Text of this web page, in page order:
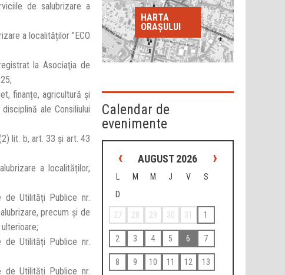
de salubrizare a
a localităților ”ECO
la Asociaţia de
finanțe, agricultură și
ale Consiliului
lit. b, art. 33 și art. 43
a localităților,
de Utilități Publice nr.
precum și de
de Utilități Publice nr.
de Utilități Publice nr.
HARTA
ORAȘULUI
Calendar de
evenimente
‹ AUGUST 2026 ›
L M M J V
S
D
27 28 29 30 31 1
2 3 4 5 6 7
8 9 10 11 12 13